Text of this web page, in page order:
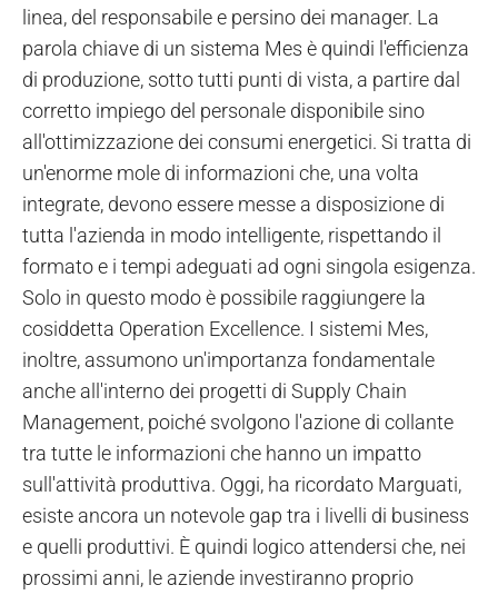
linea, del responsabile e persino dei manager. La
parola chiave di un sistema Mes è quindi l'efficienza
di produzione, sotto tutti punti di vista, a partire dal
corretto impiego del personale disponibile sino
all'ottimizzazione dei consumi energetici. Si tratta di
un'enorme mole di informazioni che, una volta
integrate, devono essere messe a disposizione di
tutta l'azienda in modo intelligente, rispettando il
formato e i tempi adeguati ad ogni singola esigenza.
Solo in questo modo è possibile raggiungere la
cosiddetta Operation Excellence. I sistemi Mes,
inoltre, assumono un'importanza fondamentale
anche all'interno dei progetti di Supply Chain
Management, poiché svolgono l'azione di collante
tra tutte le informazioni che hanno un impatto
sull'attività produttiva. Oggi, ha ricordato Marguati,
esiste ancora un notevole gap tra i livelli di business
e quelli produttivi. È quindi logico attendersi che, nei
prossimi anni, le aziende investiranno proprio